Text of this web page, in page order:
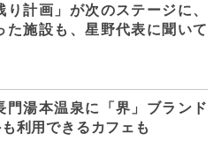
計画」が次のステージに、
た施設も、星野代表に聞いて
門湯本温泉に「界」ブランド
利用できるカフェも